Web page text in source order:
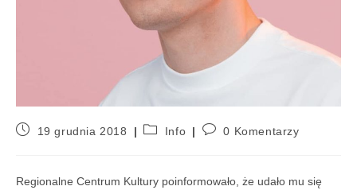
19 grudnia 2018 Info 0 Komentarzy
Regionalne Centrum Kultury poinformowało, że udało mu się